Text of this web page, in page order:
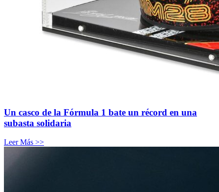
Un casco de la Fórmula 1 bate un récord en una
subasta solidaria
Leer Más >>